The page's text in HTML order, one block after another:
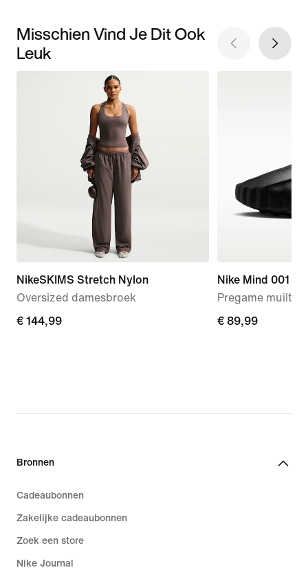
Misschien Vind Je Dit Ook
Leuk
NikeSKIMS Stretch Nylon
Oversized damesbroek
€ 144,99
€ 144,99
Nike Mind 001
Pregame
€ 89,99
€ 89,99
Bronnen
Cadeaubonnen
Zakelijke cadeaubonnen
Zoek een store
Nike Journal